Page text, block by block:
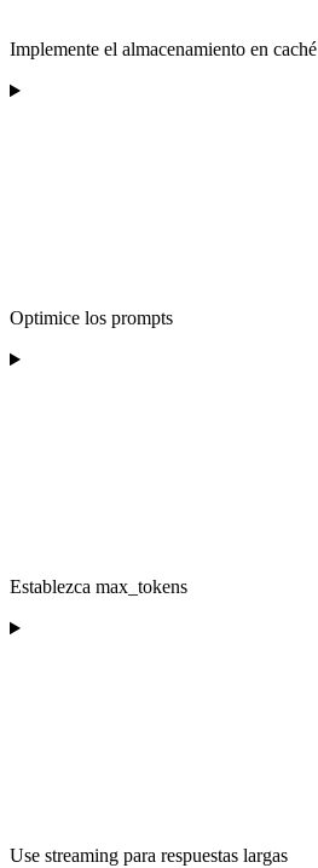
Implemente el almacenamiento en caché
Optimice los prompts
Establezca max_tokens
Use streaming para respuestas largas